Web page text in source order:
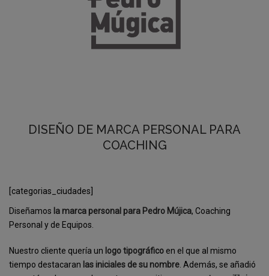
DISEÑO DE MARCA PERSONAL PARA
COACHING
[categorias_ciudades]
Diseñamos la marca personal para Pedro Mújica, Coaching
Personal y de Equipos.
Nuestro cliente quería un logo tipográfico en el que al mismo
tiempo destacaran las iniciales de su nombre . Además, se añadió